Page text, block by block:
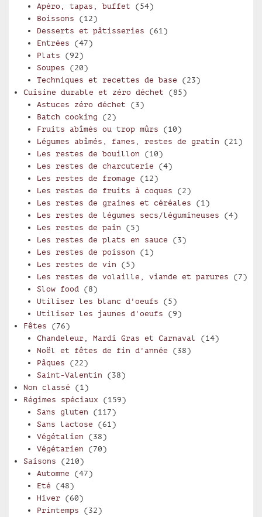
Apéro, tapas, buffet (54)
Boissons (12)
Desserts et pâtisseries (61)
Entrées (47)
Plats (92)
Soupes (20)
Techniques et recettes de base (23)
Cuisine durable et zéro déchet (85)
Astuces zéro déchet (3)
Batch cooking (2)
Fruits abîmés ou trop mûrs (10)
Légumes abîmés, fanes, restes de gratin (21)
Les restes de bouillon (10)
Les restes de charcuterie (4)
Les restes de fromage (12)
Les restes de fruits à coques (2)
Les restes de graines et céréales (1)
Les restes de légumes secs/légumineuses (4)
Les restes de pain (5)
Les restes de plats en sauce (3)
Les restes de poisson (1)
Les restes de vin (5)
Les restes de volaille, viande et parures (7)
Slow food (8)
Utiliser les blanc d'oeufs (5)
Utiliser les jaunes d'oeufs (9)
Fêtes (76)
Chandeleur, Mardi Gras et Carnaval (14)
Noël et fêtes de fin d'année (38)
Pâques (22)
Saint-Valentin (38)
Non classé (1)
Régimes spéciaux (159)
Sans gluten (117)
Sans lactose (61)
Végétalien (38)
Végétarien (70)
Saisons (210)
Automne (47)
Eté (48)
Hiver(60)
Printemps (32)